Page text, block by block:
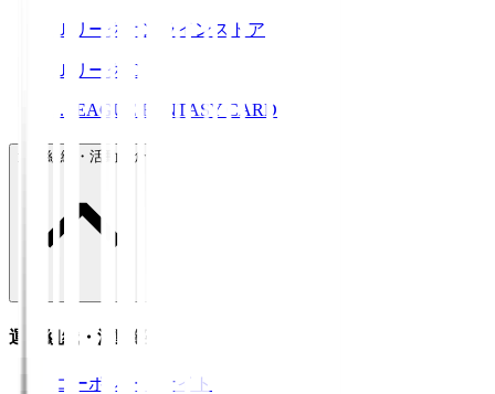
Ｊリーグオンラインストア
ＪリーグID
J.LEAGUE FANTASY CARD
運営組織・活動紹介
運営組織・活動紹介
コーポレートサイト